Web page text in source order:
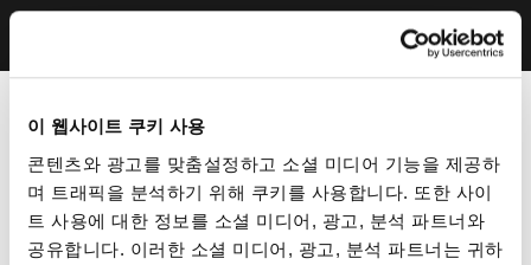
이 웹사이트 쿠키 사용
콘텐츠와 광고를 맞춤설정하고 소셜 미디어 기능을 제공하
며 트래픽을 분석하기 위해 쿠키를 사용합니다. 또한 사이
트 사용에 대한 정보를 소셜 미디어, 광고, 분석 파트너와
공유합니다. 이러한 소셜 미디어, 광고, 분석 파트너는 귀하